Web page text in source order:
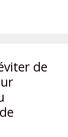
de